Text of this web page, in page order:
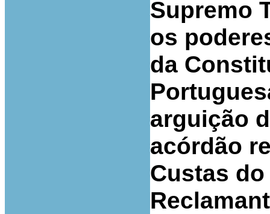
Supremo
os
da
arguição
acórdão
Custas